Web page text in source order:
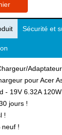
Sécurité et
pour Acer
- 19V 6.32A
jours !
!
neuf !